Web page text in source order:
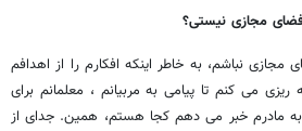
مجازی نیستی؟
نباشم، به خاطر اینکه افکارم را از اهدافم
می کنم تا پیامی به مربیانم ، معلمانم برای
مادرم خبر می دهم کجا هستم، همین. جدای از